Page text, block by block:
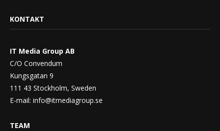
KONTAKT
IT Media Group AB
C/O Convendum
Kungsgatan 9
111 43 Stockholm, Sweden
E-mail: info@itmediagroup.se
TEAM